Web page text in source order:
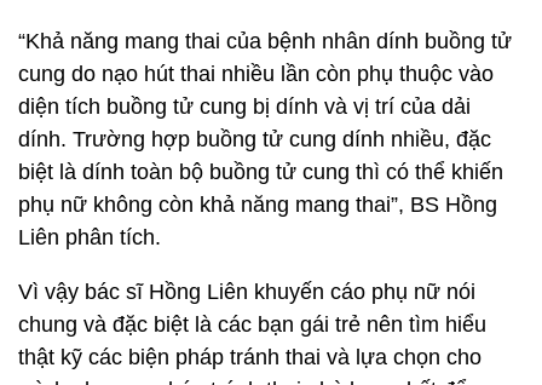
“Khả năng mang thai của bệnh nhân dính buồng tử
cung do nạo hút thai nhiều lần còn phụ thuộc vào
diện tích buồng tử cung bị dính và vị trí của dải
dính. Trường hợp buồng tử cung dính nhiều, đặc
biệt là dính toàn bộ buồng tử cung thì có thể khiến
phụ nữ không còn khả năng mang thai”, BS Hồng
Liên phân tích.
Vì vậy bác sĩ Hồng Liên khuyến cáo phụ nữ nói
chung và đặc biệt là các bạn gái trẻ nên tìm hiểu
thật kỹ các biện pháp tránh thai và lựa chọn cho